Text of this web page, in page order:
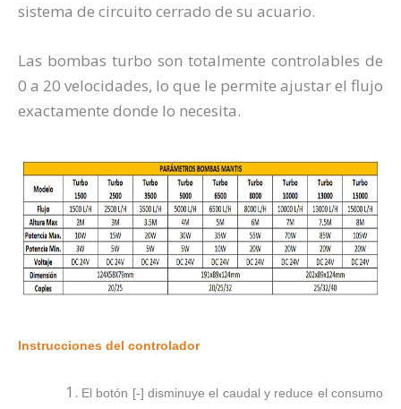
sistema de circuito cerrado de su acuario.
Las bombas turbo son totalmente controlables de
0 a 20 velocidades, lo que le permite ajustar el flujo
exactamente donde lo necesita.
Instrucciones del controlador
El botón [-] disminuye el caudal y reduce el consumo